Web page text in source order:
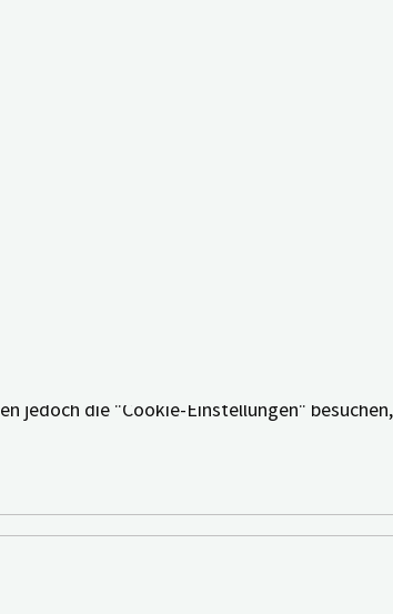
an Ihre Präferenzen und wiederholten
jedoch die "Cookie-Einstellungen"